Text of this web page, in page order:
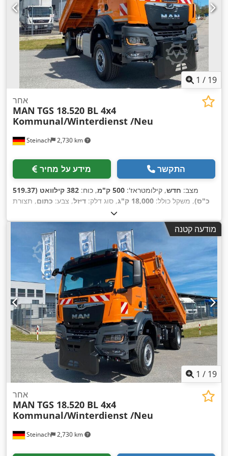
1 / 19
Steinach 2,730 km
אחר
MAN TGS 18.520 BL 4x4
Kommunal/Winterdienst /Neu
מידע על מחיר התקשר
מצב: חדש, קילומטראז': 500 ק"מ , כוח:
382 קילוואט (519.37
כ"ס), משקל כולל: 18,000 ק"ג , סוג דלק: דיזל, צבע: כתום, תצורת
, סוג תמסורת:
הטעינה:2,420 מ"מ , אורך אזור הטעינה:4,800 מ"מ
, גובה תא
המטען:600 מ"מ , ציוד:הנעה בכל הגלגלים, חימום חניה, מיזוג
אוויר, מערכת בלימה למניעת נעילה (ABS), תכנית ייצוב
אלקטרונית (ESP)
מודעה קטנה
1 / 19
Steinach 2,730 km
אחר
MAN TGS 18.520 BL 4x4
Kommunal/Winterdienst /Neu